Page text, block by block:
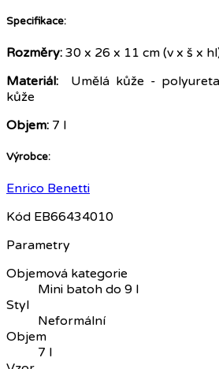
Specifikace:
Rozměry: 30 x 26 x 11 cm (v x š x
Materiál:
Umělá kůže -
kůže
Objem: 7 l
Výrobce:
Enrico Benetti
Kód EB66434010
Parametry
Objemová kategorie
Mini batoh do 9 l
Styl
Neformální
Objem
7 l